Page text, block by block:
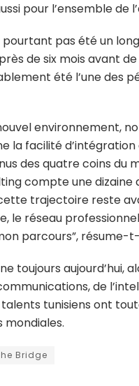
pour l’ensemble de
pas été un
de six mois avant
été l’une des
environnement,
la facilité
des quatre coins du
compte une
trajectoire reste
le réseau
parcours”, résume-
toujours aujourd’hui,
de
tunisiens ont
Bridge